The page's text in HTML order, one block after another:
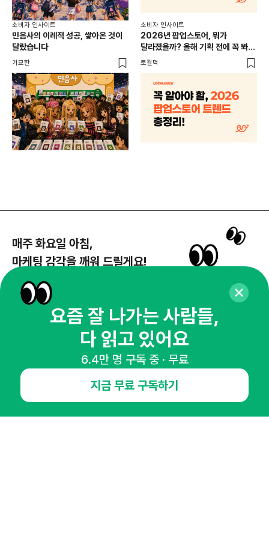
소비자 인사이트
민음사의 이례적 성공, 쌓아온 것이
달랐습니다
기묘한
소비자 인사이트
2026년 팝업스토어, 뭐가
달라졌을까? 올해 기획 전에 꼭 봐야
할 트렌드 4가지
로컬덕
매주 화요일 아침,
마케팅 감각을 깨워 드릴게요!
뉴스레터 구독하기
오픈애즈란
요즘 잘 나가는 사람들,
다 읽고 있어요
6.4만 명 구독 중 · 무료
지금 무료 구독하기